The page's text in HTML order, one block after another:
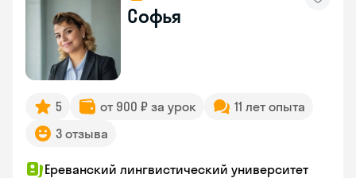
Софья
5 от 900 ₽ за урок
11 лет опыта
3 отзыва
Ереванский лингвистический университет